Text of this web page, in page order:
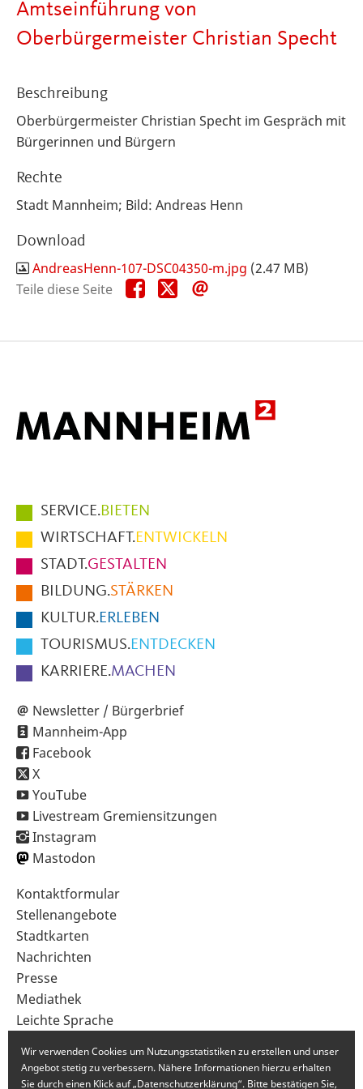
Amtseinführung von
Oberbürgermeister Christian Specht
Beschreibung
Oberbürgermeister Christian Specht im Gespräch mit
Bürgerinnen und Bürgern
Rechte
Stadt Mannheim; Bild: Andreas Henn
Download
AndreasHenn-107-DSC04350-m.jpg (2.47 MB)
Teile diese Seite
Teile
diese
Teile
diese
Hauptmenüpunkte
im
Fußbereich
der
Seite
SERVICE.BIETEN
WIRTSCHAFT.ENTWICKELN
STADT.GESTALTEN
BILDUNG.STÄRKEN
KULTUR.ERLEBEN
TOURISMUS.ENTDECKEN
KARRIERE.MACHEN
Newsletter / Bürgerbrief
Mannheim-App
Facebook
X
YouTube
Livestream Gremiensitzungen
Instagram
Mastodon
Sekundärnavigation
im
Fußbereich
Kontaktformular
Stellenangebote
Stadtkarten
Nachrichten
Presse
Mediathek
Leichte Sprache
Wir verwenden Cookies um Nutzungsstatistiken zu erstellen und unser
Angebot stetig zu verbessern. Nähere Informationen hierzu erhalten
Sie durch einen Klick auf „Datenschutzerklärung“. Bitte bestätigen Sie,